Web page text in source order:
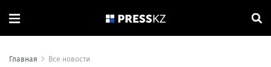
Главная Все новости